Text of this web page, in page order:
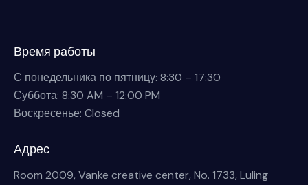
Время работы
С понедельника по пятницу: 8:30 – 17:30
Суббота: 8:30 AM – 12:00 PM
Воскресенье: Closed
Адрес
Room 2009, Vanke creative center, No. 1733, Luling